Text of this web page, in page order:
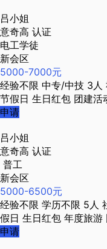
吕小姐
意奇高 认证
电工学徒
新会区
5000-7000元
经验不限 中专/中技 3人
节假日 生日红包 团建活
申请
吕小姐
意奇高 认证
普工
新会区
5000-6500元
经验不限 学历不限 5人
假日 生日红包 年度旅游
申请